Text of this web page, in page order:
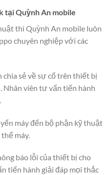
tại Quỳnh An mobile
thì Quỳnh An mobile luôn
chuyên nghiệp với các
chia sẻ về sự cố trên thiết bị
Nhân viên tư vấn tiến hành
máy đến bộ phận kỹ thuật
máy.
báo lỗi của thiết bị cho
tiến hành giải đáp mọi thắc